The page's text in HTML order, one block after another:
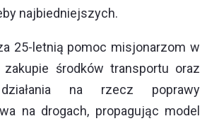
najbiedniejszych.
25-letnią pomoc misjonarzom w
środków transportu oraz
na rzecz poprawy
na drogach, propagując model